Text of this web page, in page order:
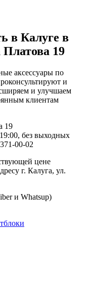
в Калуге в
Платова 19
аксессуары по
и
и улучшаем
клиентам
19
без выходных
00-02
цене
г. Калуга, ул.
и Whatsup)